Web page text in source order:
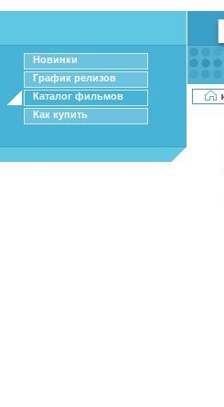
Новинки
График релизов
Каталог фильмов
Как купить